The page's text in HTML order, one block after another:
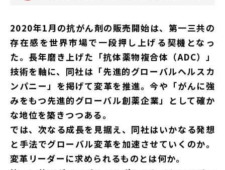
2020年1月の抗がん剤の販売開始は、第一三共の
存在感を世界市場で一段押し上げる契機となっ
た。長年磨き上げた「抗体薬物複合体（ADC）」
技術を軸に、同社は「先進的グローバルヘルスカ
ンパニー」を掲げて変革を推進。今や「がんに強
みをもつ先進的グローバル創薬企業」として確か
な地位を築きつつある。
では、次なる成長を見据え、同社はいかなる発想
と手法でグローバル変革を加速させていくのか。
変革リーダーに求められるものとは何か。